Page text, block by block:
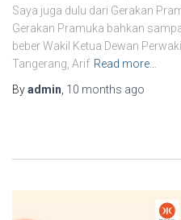
Saya juga dulu dari Gerakan
Gerakan Pramuka bahkan
beber Wakil Ketua Dewan
Tangerang, Arif Read more…
Byadmin 10 months ago
e
r